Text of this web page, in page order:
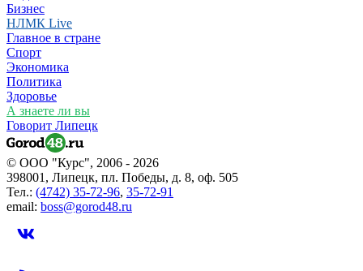
Бизнес
НЛМК Live
Главное в стране
Спорт
Экономика
Политика
Здоровье
А знаете ли вы
Говорит Липецк
© ООО "Курс", 2006 - 2026
398001, Липецк, пл. Победы, д. 8, оф. 505
Тел.: (4742) 35-72-96, 35-72-91
email: boss@gorod48.ru